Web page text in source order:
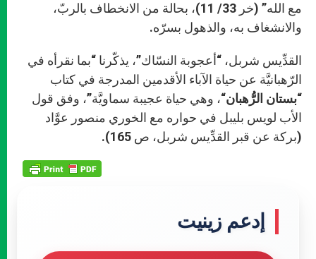
مع الله” (خر 33/ 11)، بحالة من الانخطاف بالربّ،
والانشغاف به، والذهول بسرّه.
القدِّيس شربل، “أعجوبة النسّاك”، يذكّرنا “بما نقرأه في
الرّهبانيَّة عن حياة الآباء الأقدمين المدرجة في كتاب
“بستان الرُّهبان“، وهي حياة عجيبة سماويَّة”، وفق قول
الأب لويس بليبل في حواره مع الخوري منصور عوَّاد
(بركة عن قبر القدِّيس شربل، ص 165).
إدعم زينيت